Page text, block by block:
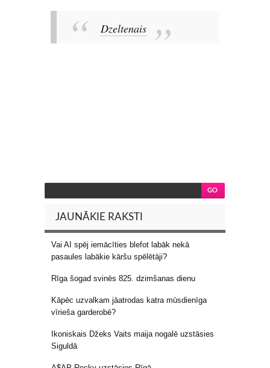
Dzeltenais
JAUNĀKIE RAKSTI
Vai AI spēj iemācīties blefot labāk nekā
pasaules labākie kāršu spēlētāji?
Rīga šogad svinēs 825. dzimšanas dienu
Kāpēc uzvalkam jāatrodas katra mūsdienīga
vīrieša garderobē?
Ikoniskais Džeks Vaits maija nogalē uzstāsies
Siguldā